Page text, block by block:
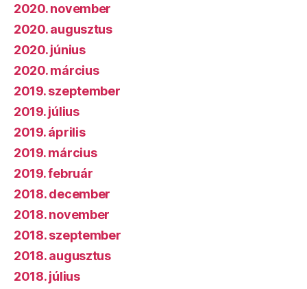
2020. november
2020. augusztus
2020. június
2020. március
2019. szeptember
2019. július
2019. április
2019. március
2019. február
2018. december
2018. november
2018. szeptember
2018. augusztus
2018. július